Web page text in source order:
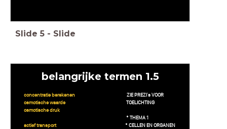
Slide 5 - Slide
belangrijke termen 1.5
concentratie berekenen ZIE PREZI's VOOR
osmotische waarde TOELICHTING
osmotische druk
* THEMA 1
actief transport * CELLEN EN ORGANEN